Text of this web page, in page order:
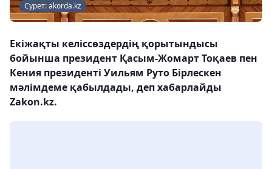
Сурет: akorda.kz
Екіжақты келіссөздердің қорытындысы
бойынша президент Қасым-Жомарт Тоқаев пен
Кения президенті Уильям Руто Бірлескен
мәлімдеме қабылдады, деп хабарлайды
Zakon.kz.